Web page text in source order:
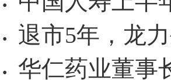
· 退市5年，龙
· 华仁药业董事